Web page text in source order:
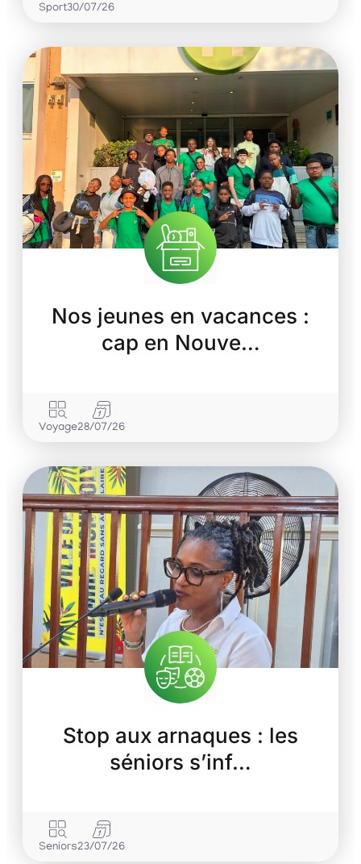
Sport30/07/26
Nos jeunes en vacances :
cap en Nouve…
Voyage28/07/26
Stop aux arnaques : les
séniors s’inf…
Seniors23/07/26